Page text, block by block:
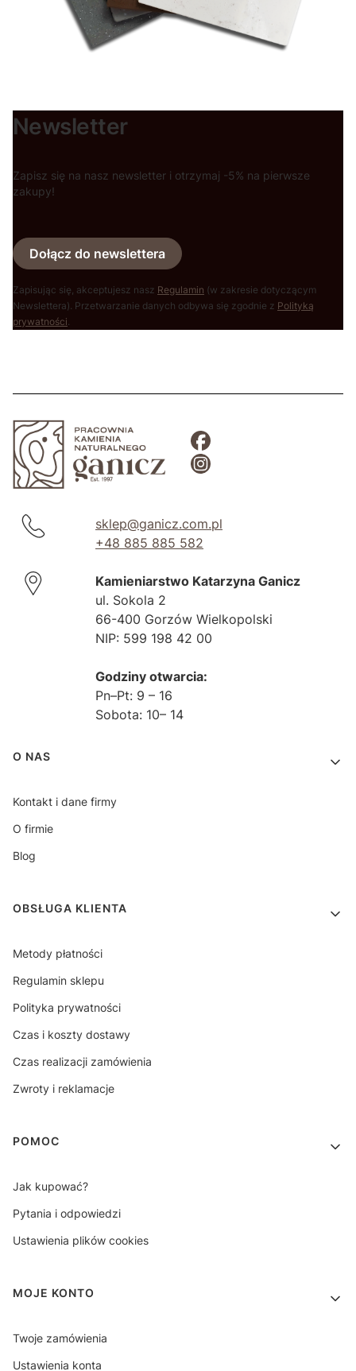
Newsletter
Zapisz się na nasz newsletter i otrzymaj -5% na pierwsze
zakupy!
Dołącz do newslettera
Zapisując się, akceptujesz nasz Regulamin (w zakresie dotyczącym
Newslettera). Przetwarzanie danych odbywa się zgodnie z Polityką
prywatności
sklep@ganicz.com.pl
+48 885 885 582
Kamieniarstwo Katarzyna Ganicz
ul. Sokola 2
66-400 Gorzów Wielkopolski
NIP: 599 198 42 00
Godziny otwarcia:
Pn–Pt: 9 – 16
Sobota: 10– 14
Linki w stopce
O NAS
Kontakt i dane firmy
O firmie
Blog
OBSŁUGA KLIENTA
Metody płatności
Regulamin sklepu
Polityka prywatności
Czas i koszty dostawy
Czas realizacji zamówienia
Zwroty i reklamacje
POMOC
Jak kupować?
Pytania i odpowiedzi
Ustawienia plików cookies
MOJE KONTO
Twoje zamówienia
Ustawienia konta